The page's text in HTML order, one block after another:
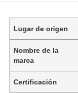
Lugar de origen
Nombre de la
marca
Certificación